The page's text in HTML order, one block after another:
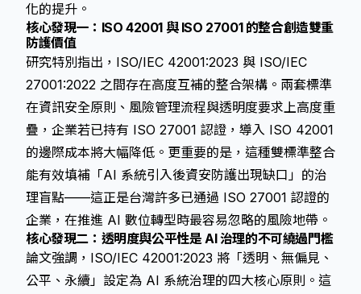
化的提升。
核心發現一：ISO 42001 與 ISO 27001 的整合創造雙重
防護價值
研究特別指出，ISO/IEC 42001:2023 與 ISO/IEC
27001:2022 之間存在高度互補的整合架構。兩套標準
在資訊安全原則、風險管理流程與透明度要求上高度重
疊，企業若已持有 ISO 27001 認證，導入 ISO 42001
的邊際成本將大幅降低。更重要的是，這種雙標準整合
能有效填補「AI 系統引入後資安防護出現缺口」的治
理盲點——這正是台灣許多已通過 ISO 27001 認證的
企業，在推進 AI 數位轉型時最容易忽略的風險地帶。
核心發現二：透明度與公平性是 AI 治理的不可繞過門檻
論文強調，ISO/IEC 42001:2023 將「透明、無偏見、
公平、永續」設定為 AI 系統治理的四大核心原則。這